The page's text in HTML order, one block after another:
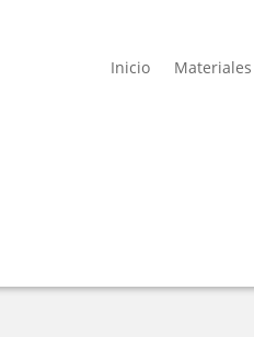
Inicio Materiales